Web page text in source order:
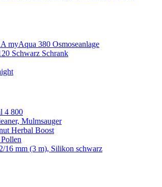
myAqua 380 Osmoseanlage
Schwarz Schrank
4 800
Mulmsauger
Herbal Boost
16 mm (3 m), Silikon schwarz